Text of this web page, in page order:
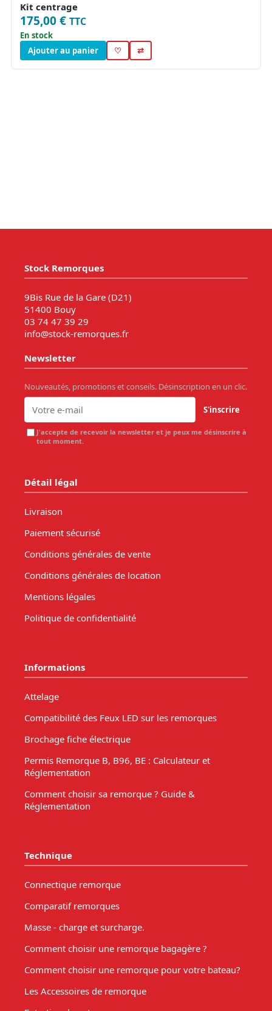
Kit centrage
175,00 € TTC
En stock
Ajouter au panier
♡ ⇄
Stock Remorques
9Bis Rue de la Gare (D21)
51400 Bouy
03 74 47 39 29
info@stock-remorques.fr
Newsletter
Nouveautés, promotions et conseils. Désinscription en un clic.
S'inscrire
J'accepte de recevoir la newsletter et je peux me désinscrire à
tout moment.
Détail légal
Livraison
Paiement sécurisé
Conditions générales de vente
Conditions générales de location
Mentions légales
Politique de confidentialité
Informations
Attelage
Compatibilité des Feux LED sur les remorques
Brochage fiche électrique
Permis Remorque B, B96, BE : Calculateur et
Réglementation
Comment choisir sa remorque ? Guide &
Réglementation
Technique
Connectique remorque
Comparatif remorques
Masse - charge et surcharge.
Comment choisir une remorque bagagère ?
Comment choisir une remorque pour votre bateau?
Les Accessoires de remorque